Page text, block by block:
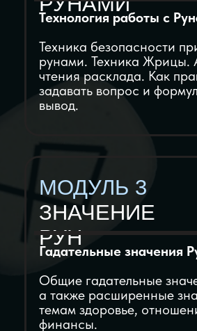
ПОЗИЦИОННЫХ
РАСКЛАДОВ
Чтение позиционных раскладов по
темам здоровье, отношения и
финансы.
востребованным темам и примеры их
чтения.
МОДУЛЬ 9 РУНЫ
КАК ИНСТРУМЕНТ
Руны как инструмент для
моделирования и коррекции
Особенности рун как магического
инструмента. Области применения и
специфика использования.